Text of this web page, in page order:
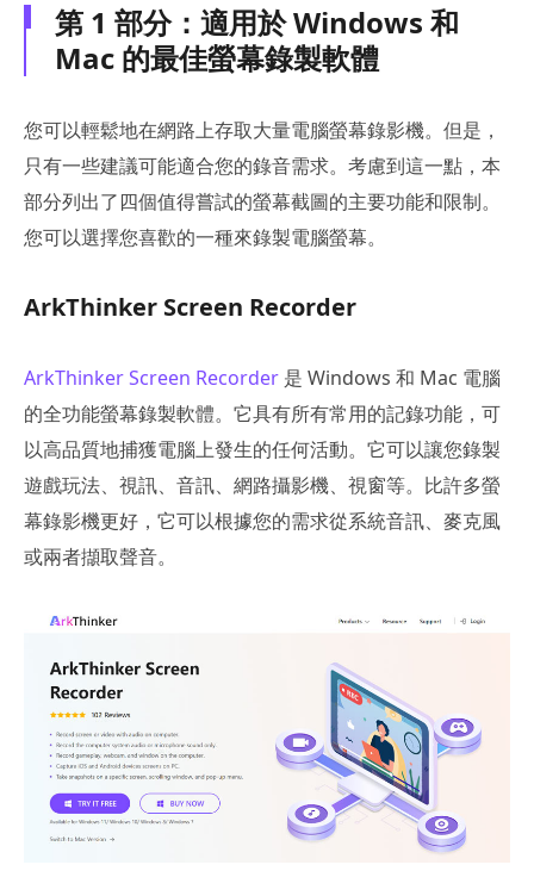
第 1 部分：適用於 Windows 和
Mac 的最佳螢幕錄製軟體
您可以輕鬆地在網路上存取大量電腦螢幕錄影機。但是，
只有一些建議可能適合您的錄音需求。考慮到這一點，本
部分列出了四個值得嘗試的螢幕截圖的主要功能和限制。
您可以選擇您喜歡的一種來錄製電腦螢幕。
ArkThinker Screen Recorder
ArkThinker Screen Recorder 是 Windows 和 Mac 電腦
的全功能螢幕錄製軟體。它具有所有常用的記錄功能，可
以高品質地捕獲電腦上發生的任何活動。它可以讓您錄製
遊戲玩法、視訊、音訊、網路攝影機、視窗等。比許多螢
幕錄影機更好，它可以根據您的需求從系統音訊、麥克風
或兩者擷取聲音。